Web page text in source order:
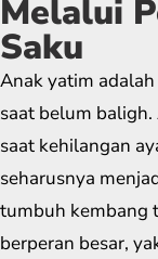
Melalui
Saku
Anak yatim
saat belum
saat kehilangan
seharusnya
tumbuh kembang
berperan besar,